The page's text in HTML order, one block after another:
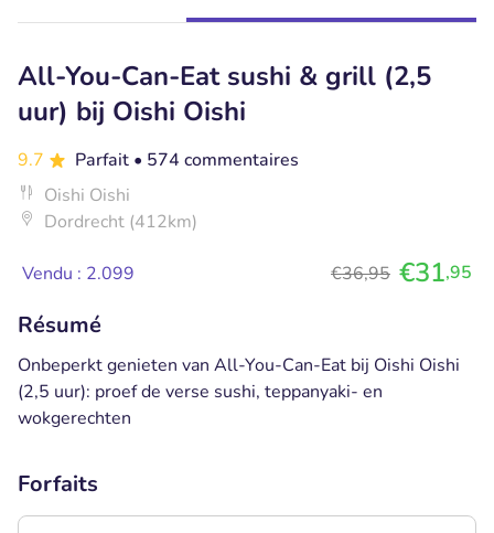
All-You-Can-Eat sushi & grill (2,5
uur) bij Oishi Oishi
9.7 Parfait • 574 commentaires
Oishi Oishi
Dordrecht (412km)
Vendu : 2.099 €36,95 €31,95
Résumé
Onbeperkt genieten van All-You-Can-Eat bij Oishi Oishi
(2,5 uur): proef de verse sushi, teppanyaki- en
wokgerechten
Forfaits